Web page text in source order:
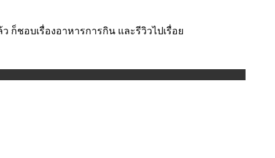
ก็ชอบเรื่องอาหารการกิน และรีวิวไปเรื่อย